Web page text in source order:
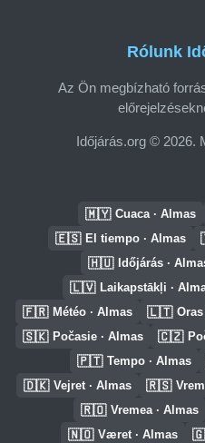
Rólunk
Az Ön megbízható
Időjárás.org © 2026.
🇲🇾 Cuaca · Almas
🇪🇸 El tiempo · Almas
🇭🇺 Időjárás ·
🇱🇻 Laikapstākļi ·
🇫🇷 Météo · Almas 🇱🇹
🇸🇰 Počasie · Almas 🇨🇿
🇵🇹 Tempo · Almas
🇩🇰 Vejret · Almas 🇷🇸
🇷🇴 Vremea · Almas
🇳🇴 Været · Almas